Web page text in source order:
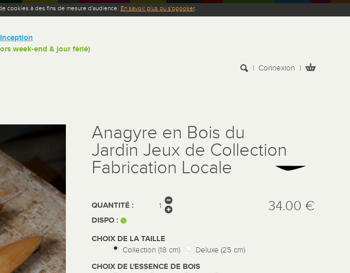
cookies à des fins de mesure d'audience. En savoir plus ou s'opposer.
week-end & jour férié)
Connexion
Anagyre en Bois du
Jardin Jeux de Collection
Fabrication Locale
QUANTITÉ :
DISPO :
34.00 €
CHOIX DE LA TAILLE
Collection (18 cm) Deluxe (25 cm)
CHOIX DE L'ESSENCE DE BOIS